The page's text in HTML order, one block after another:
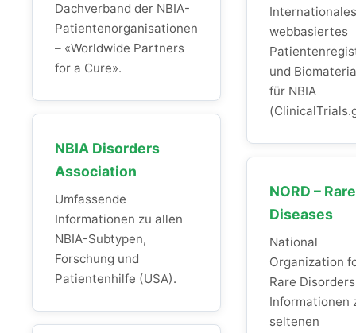
Dachverband der NBIA-
Patientenorganisationen
– «Worldwide Partners
for a Cure».
NBIA Disorders
Association
Umfassende
Informationen zu allen
NBIA-Subtypen,
Forschung und
Patientenhilfe (USA).
Internationales
webbasiertes
und
für NBIA
NORD – Rare
Diseases
National
Organization
Rare
Informationen
seltenen